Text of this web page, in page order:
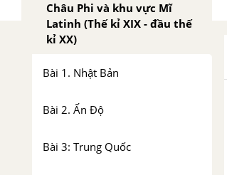
Châu Phi và khu vực Mĩ
Latinh (Thế kỉ XIX - đầu thế
kỉ XX)
Bài 1. Nhật Bản
Bài 2. Ấn Độ
Bài 3: Trung Quốc